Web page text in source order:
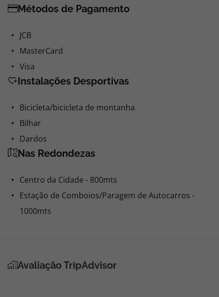
Métodos de Pagamento
JCB
MasterCard
Visa
Instalações Desportivas
Bicicleta/bicicleta de montanha
Bilhar
Dardos
Nas Redondezas
Centro da Cidade - 800mts
Estação de Comboios/Paragem de Autocarros -
1000mts
Avaliação TripAdvisor